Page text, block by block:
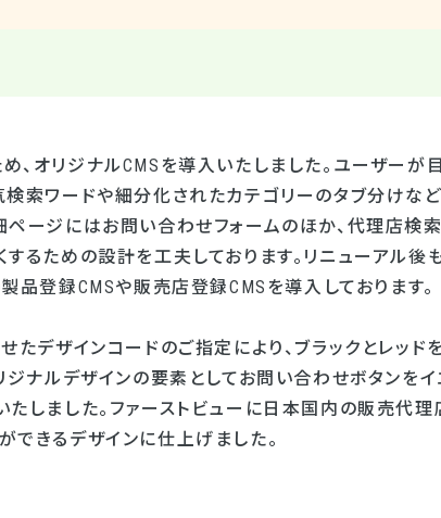
オリジナルCMSを導入いたしました。ユーザーが
索ワードや細分化されたカテゴリーのタブ分けなど
ージにはお問い合わせフォームのほか、代理店検
るための設計を工夫しております。リニューアル後
品登録CMSや販売店登録CMSを導入しております。
デザインコードのご指定により、ブラックとレッド
ジナルデザインの要素としてお問い合わせボタンをイ
しました。ファーストビューに日本国内の販売代理
できるデザインに仕上げました。